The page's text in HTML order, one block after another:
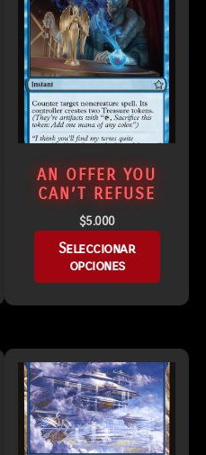
AN OFFER YOU
CAN’T REFUSE
$5.000
Seleccionar
opciones